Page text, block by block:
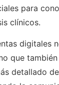
para
clínicos.
digitales
que
detallado